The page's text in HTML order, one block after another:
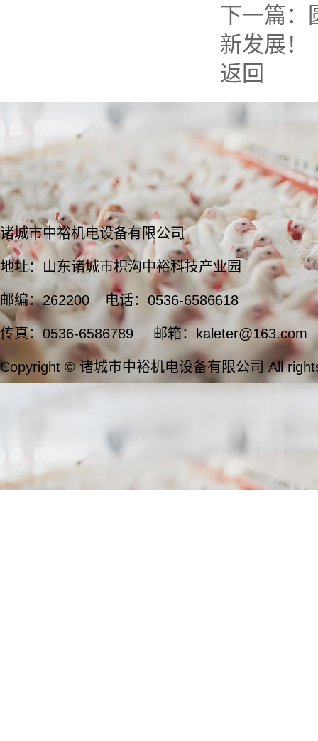
下一篇：
新发展！
返回
诸城市中裕机电设备有限公司
地址：山东诸城市枳沟中裕科技产业园
邮编：262200 电话：0536-6586618
传真：0536-6586789 邮箱：kaleter@163.com
Copyright © 诸城市中裕机电设备有限公司 All